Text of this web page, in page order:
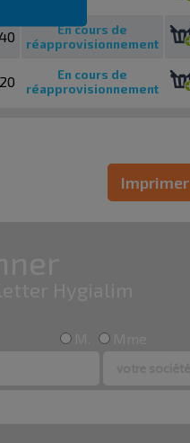
En cours de
réapprovisionnement
En cours de
réapprovisionnement
Imprimer